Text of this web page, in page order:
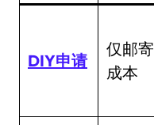
DIY申请
仅邮寄
成本